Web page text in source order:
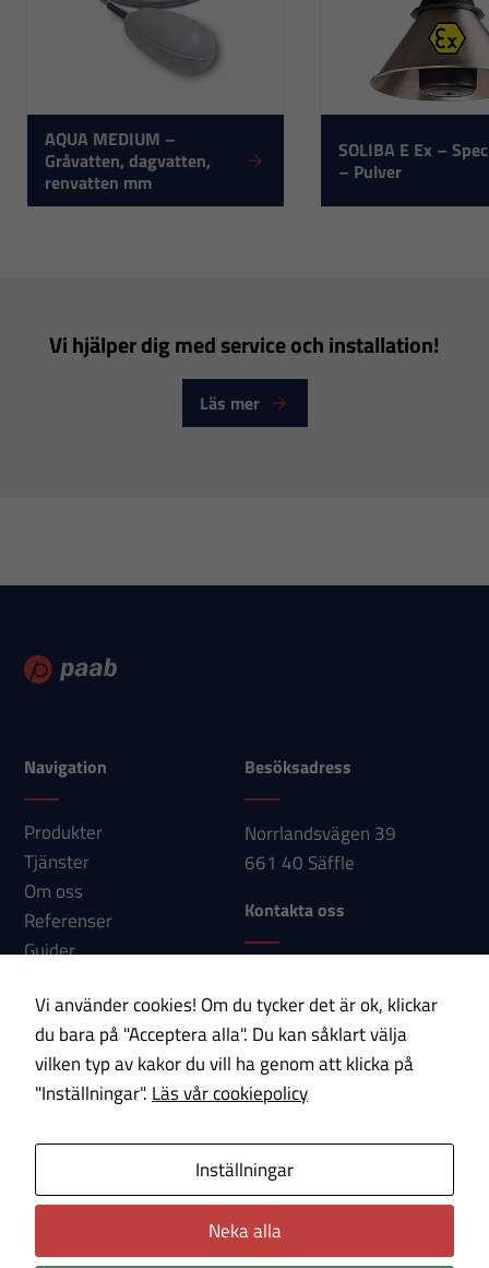
AQUA MEDIUM –
Gråvatten, dagvatten,
renvatten mm
SOLIBA E Ex –
– Pulver
Vi hjälper dig med service och installation!
Läs mer
Navigation
Produkter
Tjänster
Om oss
Referenser
Guider
Kontakt
Besöksadress
Norrlandsvägen 39
661 40 Säffle
Kontakta oss
E-post:
info@paab.com
Prenumerera på vårt nyhetsbrev!
Integritetspolicy
Vi använder cookies! Om du tycker det är ok, klickar
du bara på "Acceptera alla". Du kan såklart välja
vilken typ av kakor du vill ha genom att klicka på
"Inställningar". Läs vår cookiepolicy
Inställningar
Neka alla
Nödvändiga
cookies går
inte att välja
taget ska
fungera.
används.
Upplevelse
hemsida ska
möjligt under
ditt besök.
Om du nekar
dessa
cookies
kommer viss
funktionalitet
att försvinna
hemsidan.